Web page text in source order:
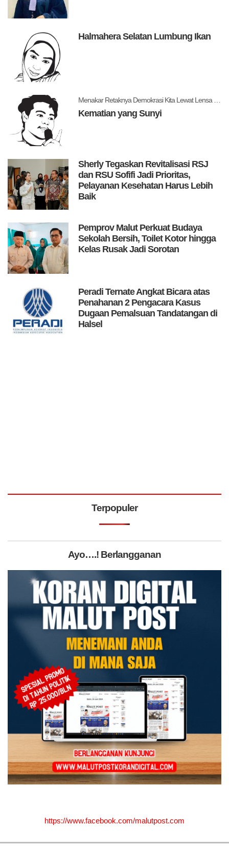
Halmahera Selatan Lumbung Ikan
Menakar Retaknya Demokrasi Kita Lewat Lensa Levitsky dan Ziblatt
Kematian yang Sunyi
Sherly Tegaskan Revitalisasi RSJ
dan RSU Sofifi Jadi Prioritas,
Pelayanan Kesehatan Harus Lebih
Baik
Pemprov Malut Perkuat Budaya
Sekolah Bersih, Toilet Kotor hingga
Kelas Rusak Jadi Sorotan
Peradi Ternate Angkat Bicara atas
Penahanan 2 Pengacara Kasus
Dugaan Pemalsuan Tandatangan di
Halsel
Terpopuler
Ayo….! Berlangganan
https://www.facebook.com/malutpost.com